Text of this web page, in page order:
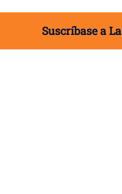
Suscríbase a